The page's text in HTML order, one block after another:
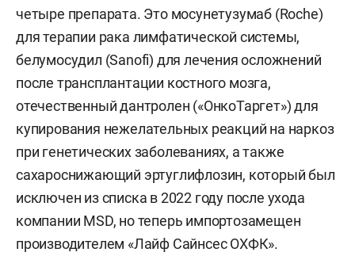
четыре препарата. Это мосунетузумаб (Roche)
для терапии рака лимфатической системы,
белумосудил (Sanofi) для лечения осложнений
после трансплантации костного мозга,
отечественный дантролен («ОнкоТаргет») для
купирования нежелательных реакций на наркоз
при генетических заболеваниях, а также
сахароснижающий эртуглифлозин, который был
исключен из списка в 2022 году после ухода
компании MSD, но теперь импортозамещен
производителем «Лайф Сайнсес ОХФК».